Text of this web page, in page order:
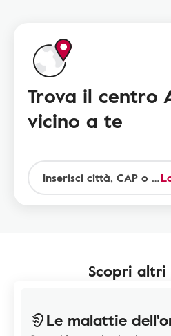
Trova il centro
vicino a te
Scopri
Le malattie